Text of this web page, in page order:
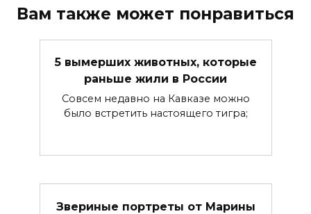
Вам также может понравиться
5 вымерших животных, которые
раньше жили в России
Совсем недавно на Кавказе можно
было встретить настоящего тигра;
Звериные портреты от Марины